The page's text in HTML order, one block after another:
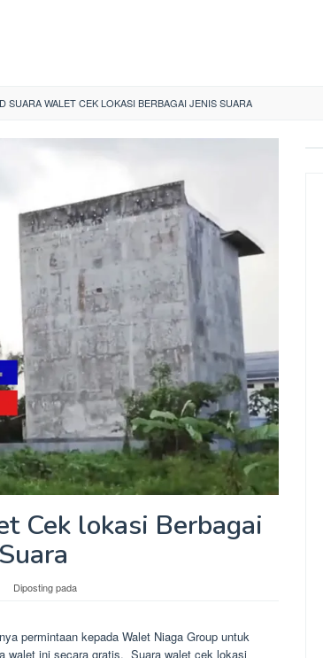
SUARA WALET CEK LOKASI BERBAGAI JENIS SUARA
Cek lokasi Berbagai
Diposting pada
permintaan kepada Walet Niaga Group untuk
walet ini secara gratis. Suara walet cek lokasi